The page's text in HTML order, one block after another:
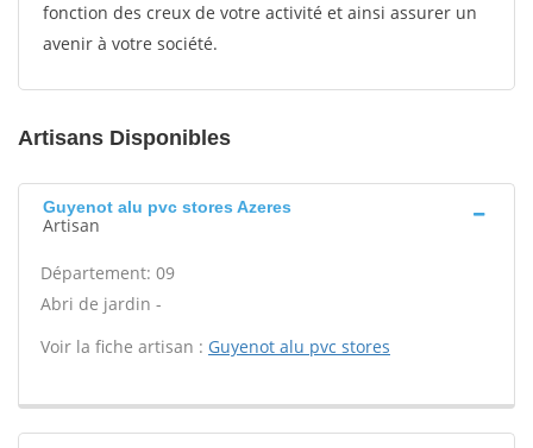
fonction des creux de votre activité et ainsi assurer un
avenir à votre société.
Artisans Disponibles
Guyenot alu pvc stores Azeres
Artisan
Département: 09
Abri de jardin -
Voir la fiche artisan : Guyenot alu pvc stores